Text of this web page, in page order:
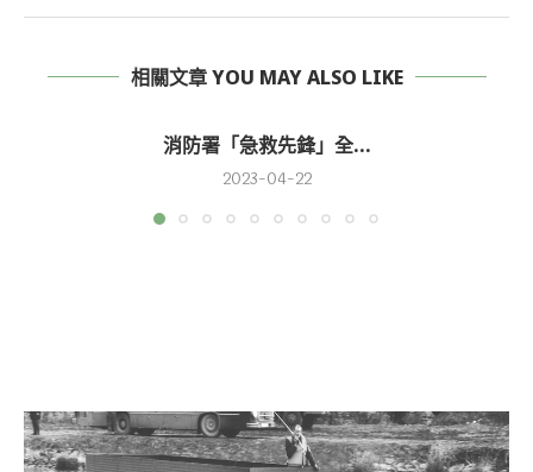
相關文章 YOU MAY ALSO LIKE
消防署「急救先鋒」全...
2023-04-22